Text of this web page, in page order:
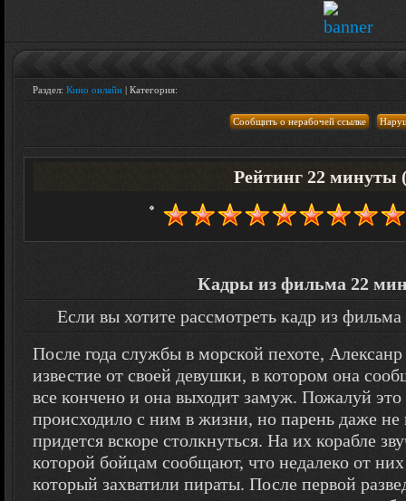
Раздел: Кино онлайн | Категория:
Рейтинг 22 минуты
Кадры из фильма 22
Если вы хотите рассмотреть кадр из
После года службы в морской пехоте,
известие от своей девушки, в котором она
все кончено и она выходит замуж. Пожалуй
происходило с ним в жизни, но парень даже не
придется вскоре столкнуться. На их корабле
которой бойцам сообщают, что недалеко от них
который захватили пираты. После первой